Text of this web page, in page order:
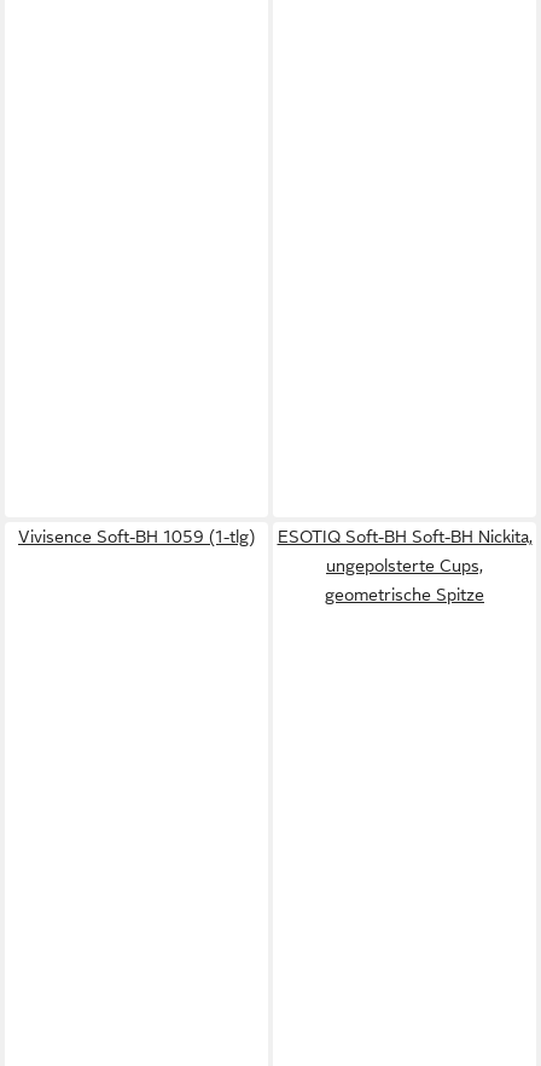
Vivisence Soft-BH 1059 (1-tlg)
ESOTIQ Soft-BH Soft-BH Nickita,
ungepolsterte Cups,
geometrische Spitze